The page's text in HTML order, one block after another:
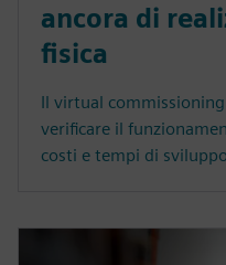
ancora di
fisica
Il virtual
verificare il
costi e tempi di sviluppo